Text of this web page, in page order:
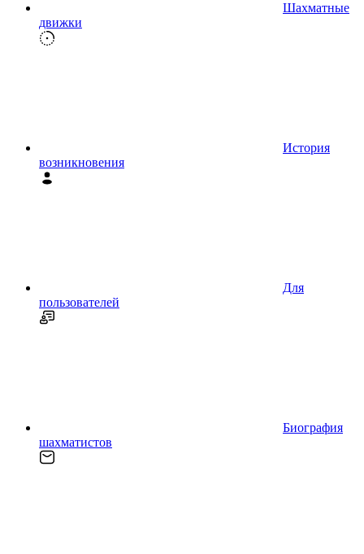
Шахматные
движки
История
возникновения
Для
пользователей
Биография
шахматистов